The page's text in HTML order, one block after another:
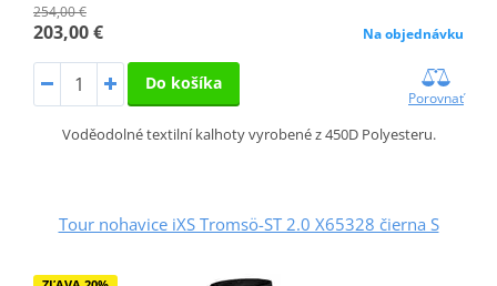
254,00 €
203,00 € Na objednávku
Do košíka
Porovnať
Voděodolné textilní kalhoty vyrobené z 450D Polyesteru.
Tour nohavice iXS Tromsö-ST 2.0 X65328 čierna S